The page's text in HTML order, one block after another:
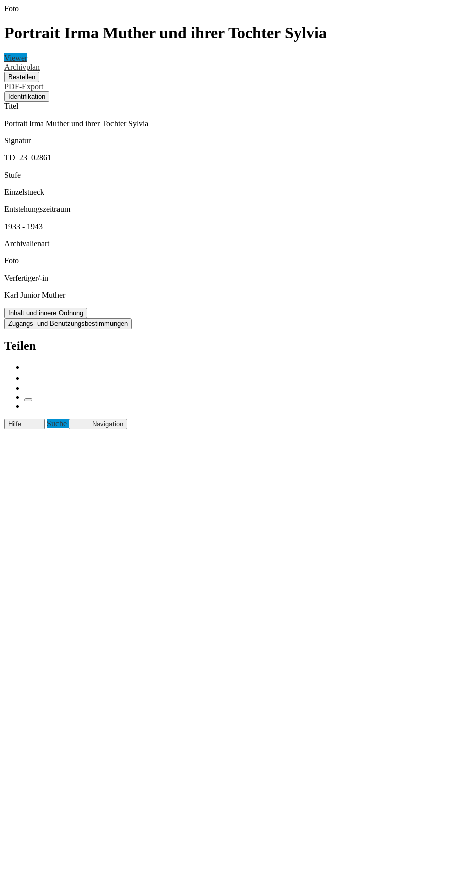
Foto
Portrait Irma Muther und ihrer Tochter Sylvia
Viewer
Archivplan
Bestellen
PDF-Export
Identifikation
Titel
Portrait Irma Muther und ihrer Tochter Sylvia
Signatur
TD_23_02861
Stufe
Einzelstueck
Entstehungszeitraum
1933 - 1943
Archivalienart
Foto
Verfertiger/-in
Karl Junior Muther
Inhalt und innere Ordnung
Zugangs- und Benutzungsbestimmungen
Teilen
Hilfe Suche Navigation